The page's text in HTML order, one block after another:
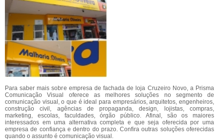
Para saber mais sobre empresa de fachada de loja Cruzeiro Novo, a Prisma
Comunicação Visual oferece as melhores soluções no segmento de
comunicação visual, o que é ideal para empresários, arquitetos, engenheiros,
construção civil, agências de propaganda, design, lojistas, compras,
marketing, escolas, faculdades, órgão público. Afinal, são os maiores
interessados em uma alternativa completa e que seja oferecida por uma
empresa de confiança e dentro do prazo. Confira outras soluções oferecidas
quando o assunto é comunicação visual.